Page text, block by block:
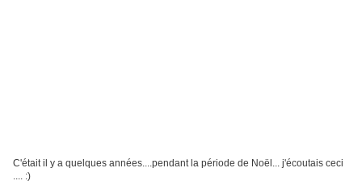
C'était il y a quelques années....pendant la période de Noël... j'écoutais ceci
.... :)